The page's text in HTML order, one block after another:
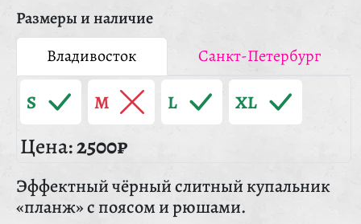
Размеры и наличие
Владивосток
Санкт-Петербург
S M L XL
Цена:2500₽
Эффектный чёрный слитный купальник
«планж» с поясом и рюшами.